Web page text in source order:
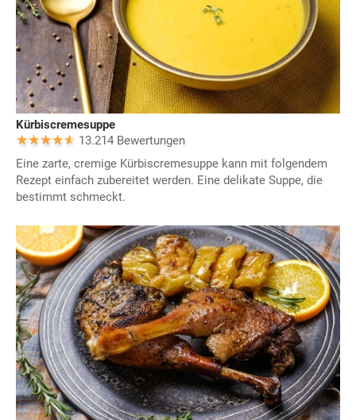
Kürbiscremesuppe
13.214 Bewertungen
Eine zarte, cremige Kürbiscremesuppe kann mit folgendem
Rezept einfach zubereitet werden. Eine delikate Suppe, die
bestimmt schmeckt.